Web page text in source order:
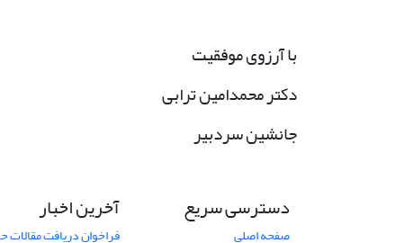
با آرزوی موفقیت
دکتر محمدامین ترابی
جانشین سردبیر
دسترسی سریع
صفحه اصلی
آخرین اخبار
فراخوان دریافت